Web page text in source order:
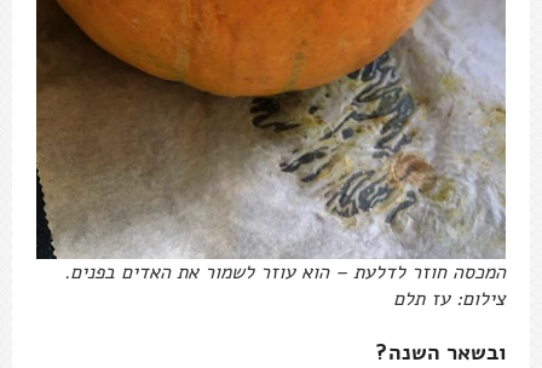
המכסה חוזר לדלעת – הוא עוזר לשמור את האדים בפנים.
צילום: עז תלם
ובשאר השנה?